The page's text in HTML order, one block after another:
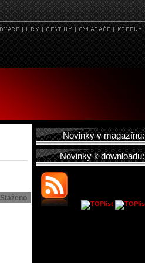
Staženo
Novinky v magazínu:
Novinky k downloadu: